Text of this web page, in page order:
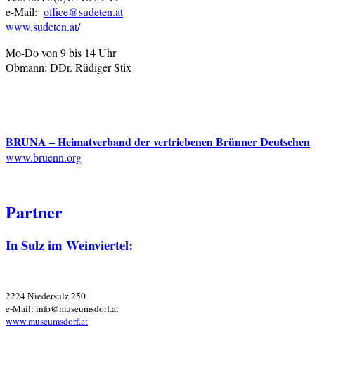
e-Mail: office@sudeten.at
www.sudeten.at/
Mo-Do von 9 bis 14 Uhr
Obmann: DDr. Rüdiger Stix
BRUNA – Heimatverband der vertriebenen Brünner Deutschen
www.bruenn.org
Partner
In Sulz im Weinviertel:
2224 Niedersulz 250
e-Mail: info@museumsdorf.at
www.museumsdorf.at